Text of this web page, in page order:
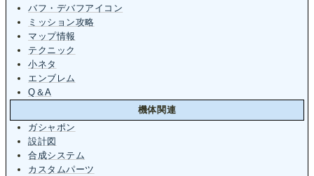
バフ・デバフアイコン
ミッション攻略
マップ情報
テクニック
小ネタ
エンブレム
Q＆A
機体関連
ガシャポン
設計図
合成システム
カスタムパーツ